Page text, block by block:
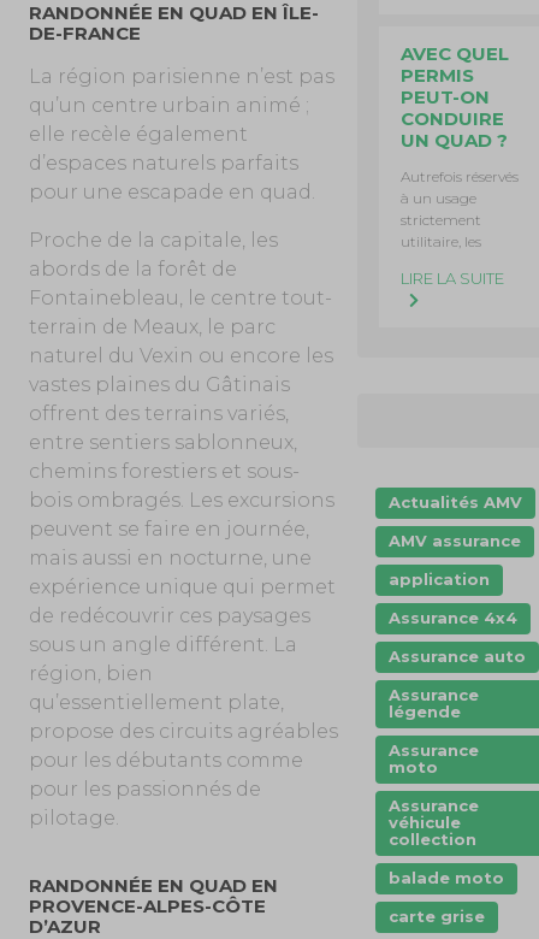
RANDONNÉE EN QUAD EN ÎLE-
DE-FRANCE
La région parisienne n’est pas
qu’un centre urbain animé ;
elle recèle également
d’espaces naturels parfaits
pour une escapade en quad.
Proche de la capitale, les
abords de la forêt de
Fontainebleau, le centre tout-
terrain de Meaux, le parc
naturel du Vexin ou encore les
vastes plaines du Gâtinais
offrent des terrains variés,
entre sentiers sablonneux,
chemins forestiers et sous-
bois ombragés. Les excursions
peuvent se faire en journée,
mais aussi en nocturne, une
expérience unique qui permet
de redécouvrir ces paysages
sous un angle différent. La
région, bien
qu’essentiellement plate,
propose des circuits agréables
pour les débutants comme
pour les passionnés de
pilotage.
RANDONNÉE EN QUAD EN
PROVENCE-ALPES-CÔTE
D’AZUR
AVEC QUEL
PERMIS
PEUT-ON
CONDUIRE
UN QUAD ?
Autrefois réservés
à un usage
strictement
utilitaire, les
LIRE LA SUITE
Actualités AMV
AMV assurance
application
Assurance 4x4
Assurance auto
Assurance
légende
Assurance
moto
Assurance
véhicule
collection
balade moto
carte grise